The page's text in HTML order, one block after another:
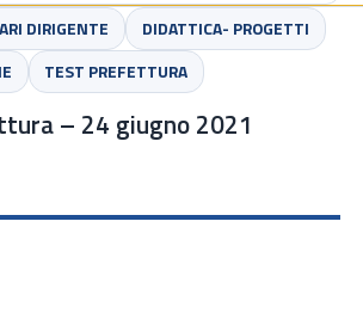
DIRIGENTE
DIDATTICA- PROGETTI
TEST PREFETTURA
– 24 giugno 2021